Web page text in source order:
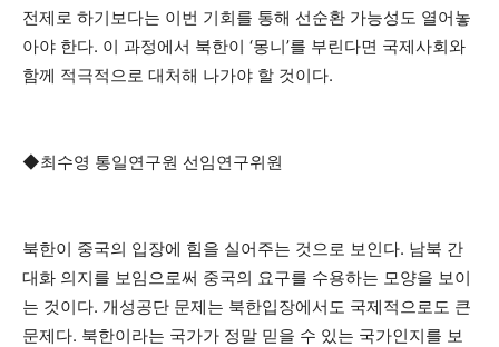
전제로 하기보다는 이번 기회를 통해 선순환 가능성도 열어놓
아야 한다. 이 과정에서 북한이 ‘몽니’를 부린다면 국제사회와
함께 적극적으로 대처해 나가야 할 것이다.
◆최수영 통일연구원 선임연구위원
북한이 중국의 입장에 힘을 실어주는 것으로 보인다. 남북 간
대화 의지를 보임으로써 중국의 요구를 수용하는 모양을 보이
는 것이다. 개성공단 문제는 북한입장에서도 국제적으로도 큰
문제다. 북한이라는 국가가 정말 믿을 수 있는 국가인지를 보